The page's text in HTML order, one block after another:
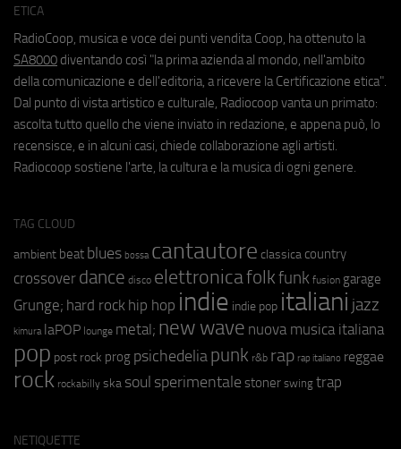
ETICA
RadioCoop, musica e voce dei punti vendita Coop, ha ottenuto la
SA8000 diventando così "la prima azienda al mondo, nell'ambito
della comunicazione e dell'editoria, a ricevere la Certificazione etica".
Dal punto di vista artistico e culturale, Radiocoop vanta un primato:
ascolta tutto quello che viene inviato in redazione, e appena può, lo
recensisce, e in alcuni casi, chiede collaborazione agli artisti.
Radiocoop sostiene l'arte, la cultura e la musica di ogni genere.
TAG CLOUD
ambient beat blues bossa cantautore classica country
crossover dance disco elettronicafolkfunk fusion garage
Grunge; hard rock hip hop indie indie pop italiani jazz
kimura laPOP lounge metal; new wave nuova musica italiana
pop post rock prog psichedeliapunk r&b rap rap italiano reggae
rock rockabilly ska soul sperimentale stoner swing trap
NETIQUETTE